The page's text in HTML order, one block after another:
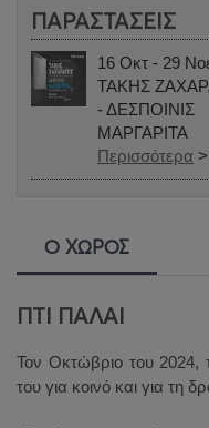
ΠΑΡΑΣΤΑΣΕΙΣ
16 Οκτ - 29
ΤΑΚΗΣ
- ΔΕΣΠΟΙΝΙΣ
ΜΑΡΓΑΡΙΤΑ
Περισσότερα >
Ο ΧΩΡΟΣ
ΠΤΙ ΠΑΛΑΙ
Τον Οκτώβριο του 2024,
του για κοινό και για τη